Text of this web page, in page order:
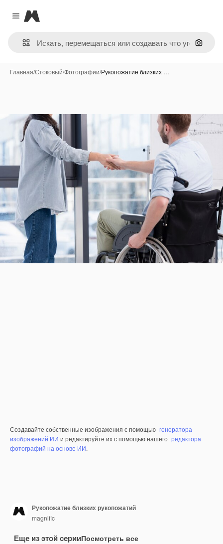
Close menu
Magnific
Поиск
Главная/Стоковый/Фотографии/Рукопожатие близких …
Создавайте собственные изображения с помощью генератора
изображений ИИ и редактируйте их с помощью нашего редактора
фотографий на основе ИИ.
Рукопожатие близких рукопожатий
magnific
Еще из этой серииПосмотреть все